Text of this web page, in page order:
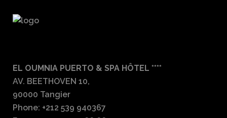
EL OUMNIA PUERTO & SPA HÔTEL ****
AV. BEETHOVEN 10,
90000 Tangier
Phone: +212 539 940367